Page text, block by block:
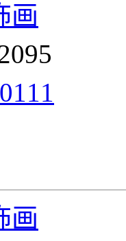
画
画